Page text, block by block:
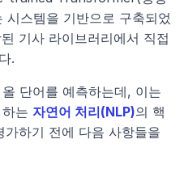
스템을 기반으로 구축되었
기사 라이브러리에서 직접
.
단어를 예측하는데, 이는
는 자연어 처리(NLP)의 핵
하기 전에 다음 사항들을